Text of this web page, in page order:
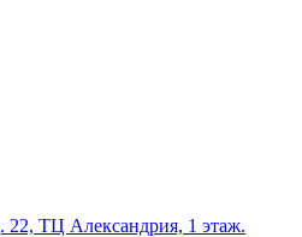
22, ТЦ Александрия, 1 этаж.